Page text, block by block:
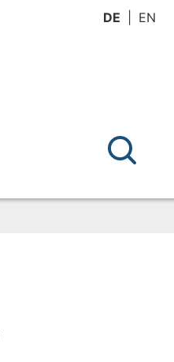
DE EN